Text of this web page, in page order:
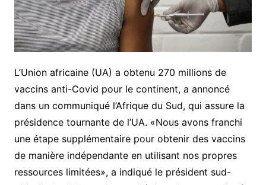
L’Union africaine (UA) a obtenu 270 millions de
vaccins anti-Covid pour le continent, a annoncé
dans un communiqué l’Afrique du Sud, qui assure la
présidence tournante de l’UA. «Nous avons franchi
une étape supplémentaire pour obtenir des vaccins
de manière indépendante en utilisant nos propres
ressources limitées», a indiqué le président sud-